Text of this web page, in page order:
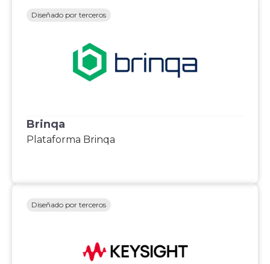
Brinqa
Plataforma Brinqa
Diseñado por terceros
Diseñado por terceros